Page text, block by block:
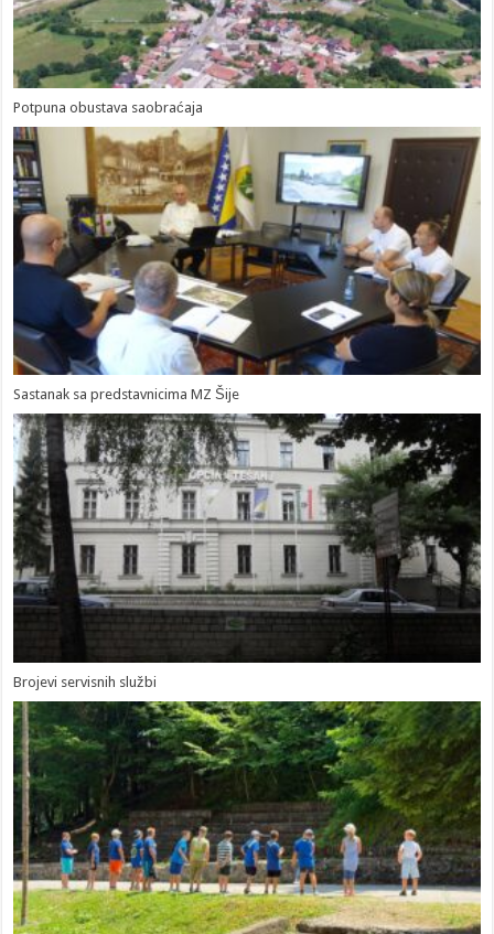
Potpuna obustava saobraćaja
Sastanak sa predstavnicima MZ Šije
Brojevi servisnih službi